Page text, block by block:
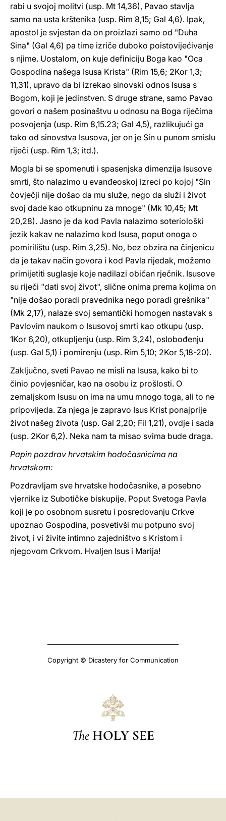
rabi u svojoj molitvi (usp. Mt 14,36), Pavao stavlja
samo na usta krštenika (usp. Rim 8,15; Gal 4,6). Ipak,
apostol je svjestan da on proizlazi samo od "Duha
Sina" (Gal 4,6) pa time izriče duboko poistovijećivanje
s njime. Uostalom, on kuje definiciju Boga kao "Oca
Gospodina našega Isusa Krista" (Rim 15,6; 2Kor 1,3;
11,31), upravo da bi izrekao sinovski odnos Isusa s
Bogom, koji je jedinstven. S druge strane, samo Pavao
govori o našem posinaštvu u odnosu na Boga riječima
posvojenja (usp. Rim 8,15.23; Gal 4,5), razlikujući ga
tako od sinovstva Isusova, jer on je Sin u punom smislu
riječi (usp. Rim 1,3; itd.).
Mogla bi se spomenuti i spasenjska dimenzija Isusove
smrti, što nalazimo u evanđeoskoj izreci po kojoj "Sin
čovječji nije došao da mu služe, nego da služi i život
svoj dade kao otkupninu za mnoge" (Mk 10,45; Mt
20,28). Jasno je da kod Pavla nalazimo soteriološki
jezik kakav ne nalazimo kod Isusa, poput onoga o
pomirilištu (usp. Rim 3,25). No, bez obzira na činjenicu
da je takav način govora i kod Pavla rijedak, možemo
primijetiti suglasje koje nadilazi običan rječnik. Isusove
su riječi "dati svoj život", slične onima prema kojima on
"nije došao poradi pravednika nego poradi grešnika"
(Mk 2,17), nalaze svoj semantički homogen nastavak s
Pavlovim naukom o Isusovoj smrti kao otkupu (usp.
1Kor 6,20), otkupljenju (usp. Rim 3,24), oslobođenju
(usp. Gal 5,1) i pomirenju (usp. Rim 5,10; 2Kor 5,18-20).
Zaključno, sveti Pavao ne misli na Isusa, kako bi to
činio povjesničar, kao na osobu iz prošlosti. O
zemaljskom Isusu on ima na umu mnogo toga, ali to ne
pripovijeda. Za njega je zapravo Isus Krist ponajprije
život našeg života (usp. Gal 2,20; Fil 1,21), ovdje i sada
(usp. 2Kor 6,2). Neka nam ta misao svima bude draga.
Papin pozdrav hrvatskim hodočasnicima na
hrvatskom:
Pozdravljam sve hrvatske hodočasnike, a posebno
vjernike iz Subotičke biskupije. Poput Svetoga Pavla
koji je po osobnom susretu i posredovanju Crkve
upoznao Gospodina, posvetivši mu potpuno svoj
život, i vi živite intimno zajedništvo s Kristom i
njegovom Crkvom. Hvaljen Isus i Marija!
Copyright © Dicastery for Communication
The HOLY SEE